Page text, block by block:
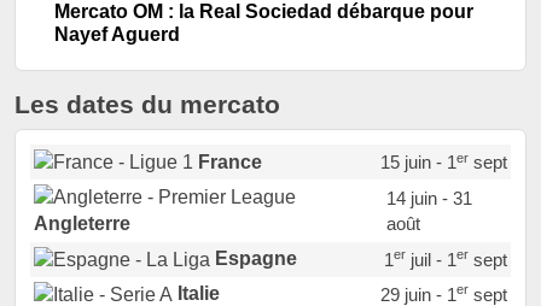
Mercato OM : la Real Sociedad débarque pour
Nayef Aguerd
Les dates du mercato
France 15 juin - 1ersept
Angleterre
14 juin - 31
août
Espagne
1erjuil - 1ersept
Italie
29 juin - 1ersept